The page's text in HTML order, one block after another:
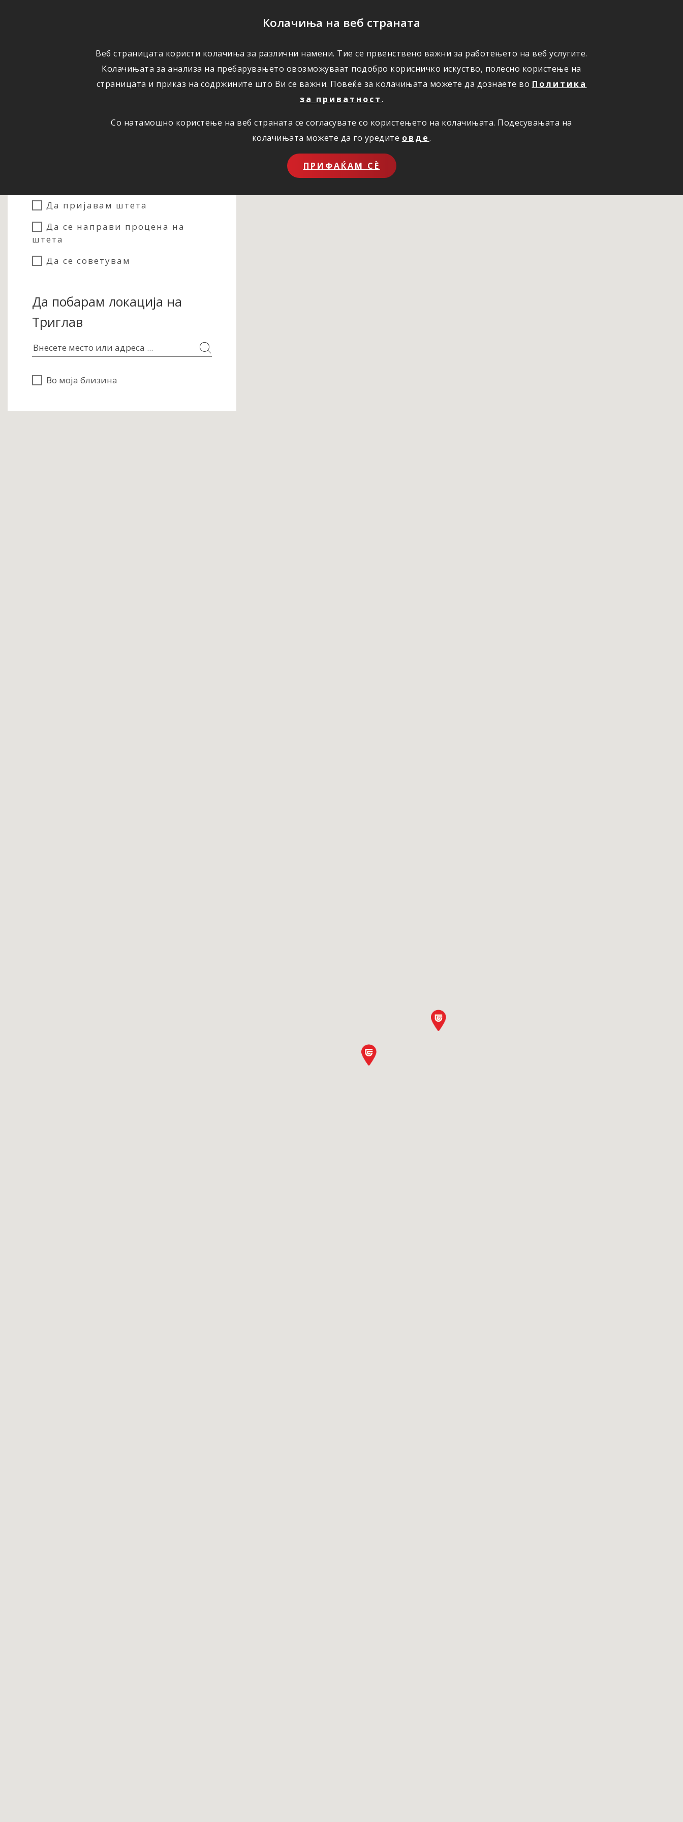
Колачиња на веб страната
Веб страницата користи колачиња за различни намени. Тие се првенствено важни за работењето на веб услугите.
Колачињата за анализа на пребарувањето овозможуваат подобро корисничко искуство, полесно користење на
страницата и приказ на содржините што Ви се важни. Повеќе за колачињата можете да дознаете во Политика
за приватност.
Со натамошно користење на веб страната се согласувате со користењето на колачињата. Подесувањата на
колачињата можете да го уредите овде.
ПРИФАЌАМ СЀ
ОСИГУРУВАЊЕ ШТЕТИ ПОВОЛНОСТИ КОРИСНО ЗА НАС ОНЛАЈН ПРИЈАВИ ШТЕТА
Да пријавам штета
Да се направи процена на
штета
Да се советувам
Да побарам локација на
Триглав
Во моја близина